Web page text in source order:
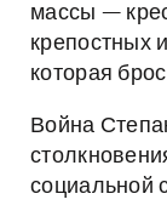
массы —
крепостных
которая
Война
социальной